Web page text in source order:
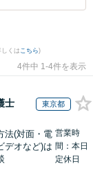
くは こちら)
4件中 1-4件を表示
士 東京都
法(対面・電
デオなど)は
営業時
間：本日
定休日